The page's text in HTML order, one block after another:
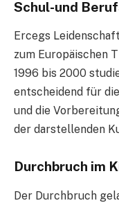
Schul-und
Ercegs
zum Europäischen
1996 bis 2000
entscheidend für
und die
der darstellenden
Durchbruch im
Der Durchbruch